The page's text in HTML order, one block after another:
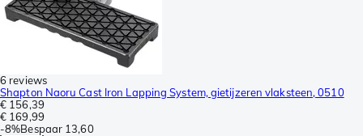
6 reviews
Shapton Naoru Cast Iron Lapping System, gietijzeren vlaksteen, 0510
€ 156,39
€ 169,99
-8%Bespaar 13,60